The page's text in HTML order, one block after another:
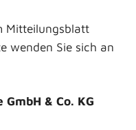
Mitteilungsblatt
wenden Sie sich an
& Co. KG